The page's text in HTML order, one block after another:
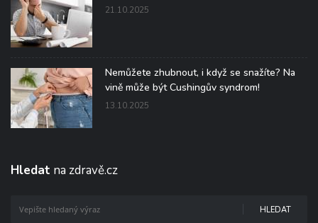
21.10.2025
Nemůžete zhubnout, i když se snažíte? Na
vině může být Cushingův syndrom!
13.10.2025
Hledat na zdravě.cz
HLEDAT